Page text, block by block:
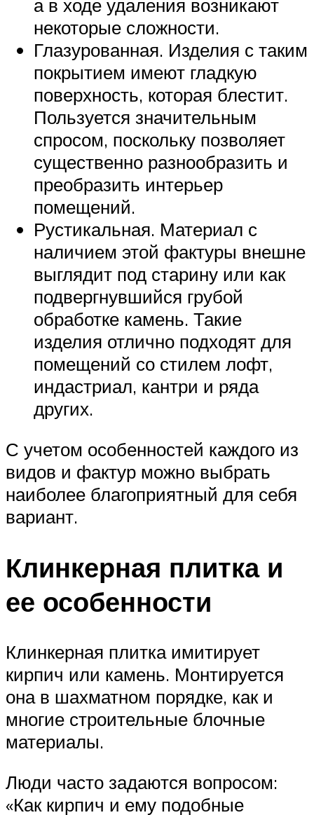
а в ходе удаления возникают
некоторые сложности.
Глазурованная. Изделия с таким
покрытием имеют гладкую
поверхность, которая блестит.
Пользуется значительным
спросом, поскольку позволяет
существенно разнообразить и
преобразить интерьер
помещений.
Рустикальная. Материал с
наличием этой фактуры внешне
выглядит под старину или как
подвергнувшийся грубой
обработке камень. Такие
изделия отлично подходят для
помещений со стилем лофт,
индастриал, кантри и ряда
других.
С учетом особенностей каждого из
видов и фактур можно выбрать
наиболее благоприятный для себя
вариант.
Клинкерная плитка и
ее особенности
Клинкерная плитка имитирует
кирпич или камень. Монтируется
она в шахматном порядке, как и
многие строительные блочные
материалы.
Люди часто задаются вопросом:
«Как кирпич и ему подобные